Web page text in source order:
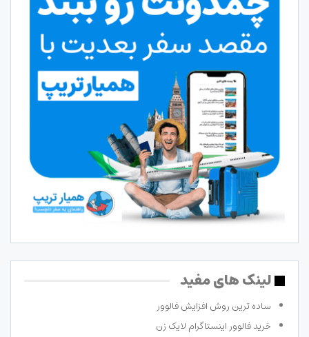
لینک های مفید
ساده ترین روش افزایش فالوور
خرید فالوور اینستاگرام لایک زن